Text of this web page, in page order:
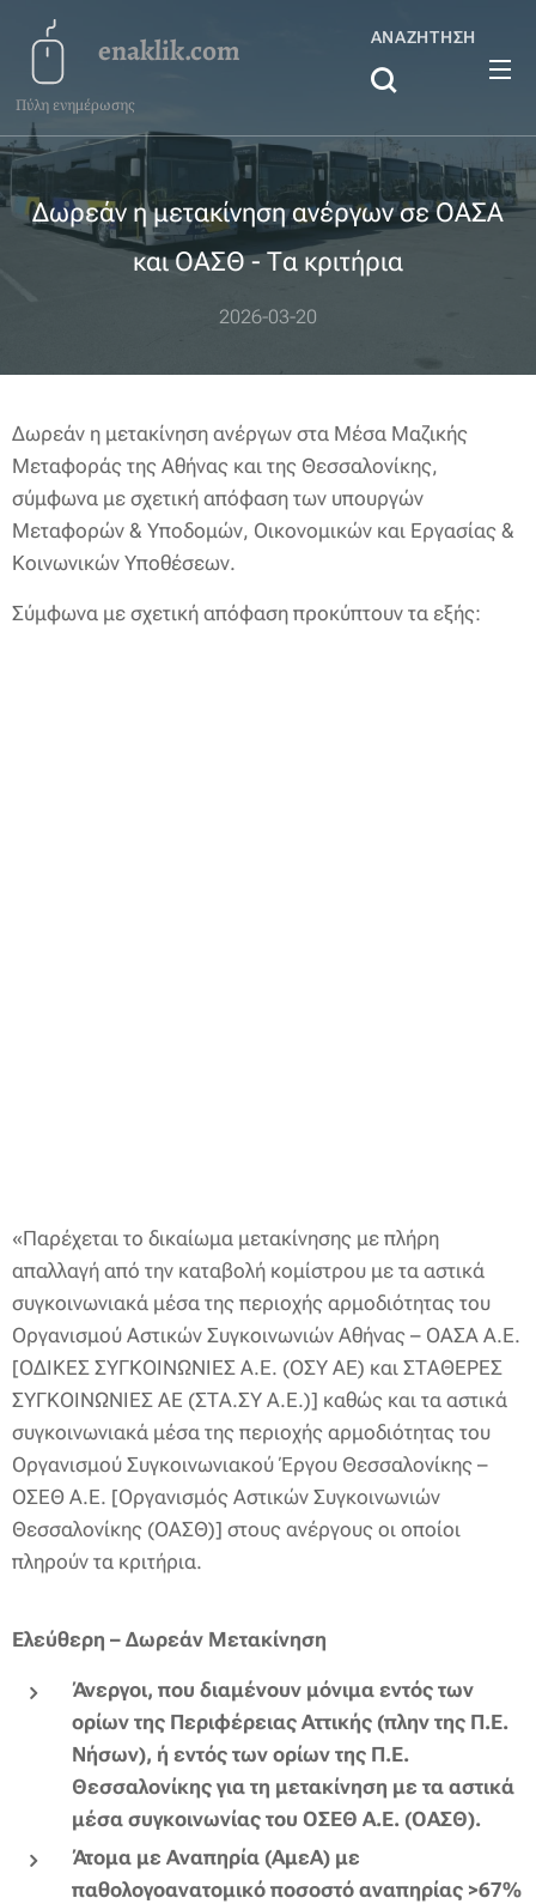
enaklik.com
Πύλη ενημέρωσης
ΑΝΑΖΉΤΗΣΗ
Δωρεάν η μετακίνηση ανέργων σε ΟΑΣΑ
και ΟΑΣΘ - Τα κριτήρια
2026-03-20
Δωρεάν η μετακίνηση ανέργων στα Μέσα Μαζικής
Μεταφοράς της Αθήνας και της Θεσσαλονίκης,
σύμφωνα με σχετική απόφαση των υπουργών
Μεταφορών & Υποδομών, Οικονομικών και Εργασίας &
Κοινωνικών Υποθέσεων.
Σύμφωνα με σχετική απόφαση προκύπτουν τα εξής:
«Παρέχεται το δικαίωμα μετακίνησης με πλήρη
απαλλαγή από την καταβολή κομίστρου με τα αστικά
συγκοινωνιακά μέσα της περιοχής αρμοδιότητας του
Οργανισμού Αστικών Συγκοινωνιών Αθήνας – ΟΑΣΑ Α.Ε.
[ΟΔΙΚΕΣ ΣΥΓΚΟΙΝΩΝΙΕΣ Α.Ε. (ΟΣΥ ΑΕ) και ΣΤΑΘΕΡΕΣ
ΣΥΓΚΟΙΝΩΝΙΕΣ ΑΕ (ΣΤΑ.ΣΥ Α.Ε.)] καθώς και τα αστικά
συγκοινωνιακά μέσα της περιοχής αρμοδιότητας του
Οργανισμού Συγκοινωνιακού Έργου Θεσσαλονίκης –
ΟΣΕΘ Α.Ε. [Οργανισμός Αστικών Συγκοινωνιών
Θεσσαλονίκης (ΟΑΣΘ)] στους ανέργους οι οποίοι
πληρούν τα κριτήρια.
Eλεύθερη – Δωρεάν Μετακίνηση
Άνεργοι, που διαμένουν μόνιμα εντός των
ορίων της Περιφέρειας Αττικής (πλην της Π.Ε.
Νήσων), ή εντός των ορίων της Π.Ε.
Θεσσαλονίκης για τη μετακίνηση με τα αστικά
μέσα συγκοινωνίας του ΟΣΕΘ Α.Ε. (ΟΑΣΘ).
Άτομα με Αναπηρία (ΑμεΑ) με
παθολογοανατομικό ποσοστό αναπηρίας >67%